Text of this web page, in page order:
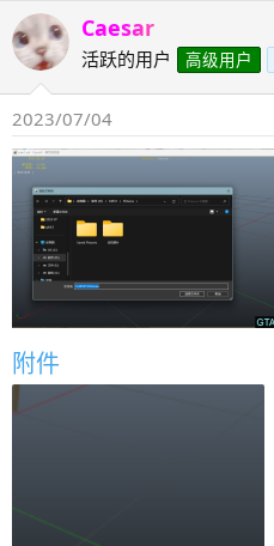
Caesar
活跃的用户 高级用户
2023/07/04
附件